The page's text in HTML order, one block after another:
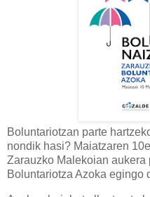
Boluntariotzan parte
nondik hasi? Maiatzaren
Zarauzko Malekoian aukera
Boluntariotza Azoka egingo